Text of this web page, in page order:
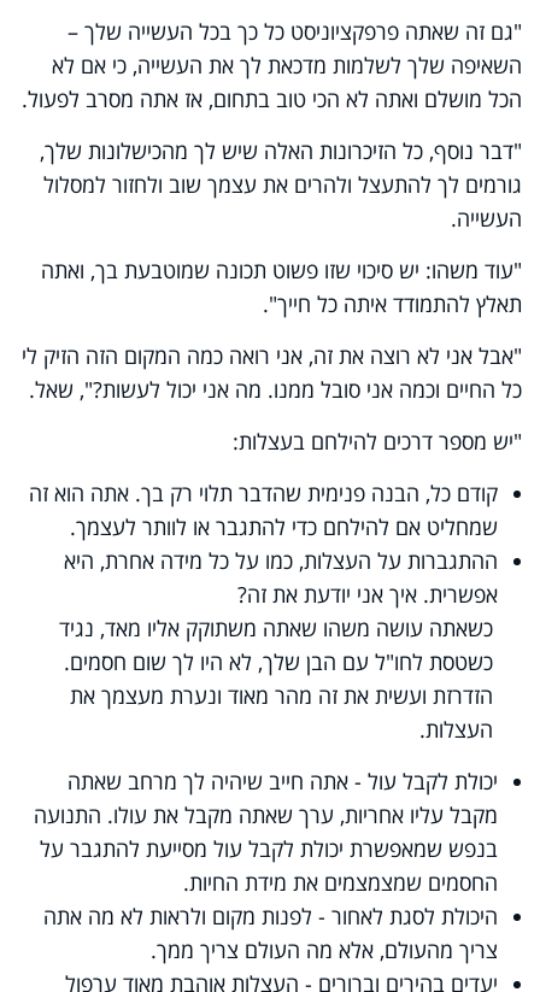
"גם זה שאתה פרפקציוניסט כל כך בכל העשייה שלך –
השאיפה שלך לשלמות מדכאת לך את העשייה, כי אם לא
הכל מושלם ואתה לא הכי טוב בתחום, אז אתה מסרב לפעול.
"דבר נוסף, כל הזיכרונות האלה שיש לך מהכישלונות שלך,
גורמים לך להתעצל ולהרים את עצמך שוב ולחזור למסלול
העשייה.
"עוד משהו: יש סיכוי שזו פשוט תכונה שמוטבעת בך, ואתה
תאלץ להתמודד איתה כל חייך".
"אבל אני לא רוצה את זה, אני רואה כמה המקום הזה הזיק לי
כל החיים וכמה אני סובל ממנו. מה אני יכול לעשות?", שאל.
"יש מספר דרכים להילחם בעצלות:
קודם כל, הבנה פנימית שהדבר תלוי רק בך. אתה הוא זה
שמחליט אם להילחם כדי להתגבר או לוותר לעצמך.
ההתגברות על העצלות, כמו על כל מידה אחרת, היא
אפשרית. איך אני יודעת את זה?
כשאתה עושה משהו שאתה משתוקק אליו מאד, נגיד
כשטסת לחו"ל עם הבן שלך, לא היו לך שום חסמים.
הזדרזת ועשית את זה מהר מאוד ונערת מעצמך את
העצלות.
יכולת לקבל עול - אתה חייב שיהיה לך מרחב שאתה
מקבל עליו אחריות, ערך שאתה מקבל את עולו. התנועה
בנפש שמאפשרת יכולת לקבל עול מסייעת להתגבר על
החסמים שמצמצמים את מידת החיות.
היכולת לסגת לאחור - לפנות מקום ולראות לא מה אתה
צריך מהעולם, אלא מה העולם צריך ממך.
יעדים בהירים וברורים - העצלות אוהבת מאוד ערפול